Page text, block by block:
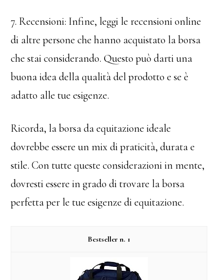
7. Recensioni: Infine, leggi le recensioni online
di altre persone che hanno acquistato la borsa
che stai considerando. Questo può darti una
buona idea della qualità del prodotto e se è
adatto alle tue esigenze.
Ricorda, la borsa da equitazione ideale
dovrebbe essere un mix di praticità, durata e
stile. Con tutte queste considerazioni in mente,
dovresti essere in grado di trovare la borsa
perfetta per le tue esigenze di equitazione.
1